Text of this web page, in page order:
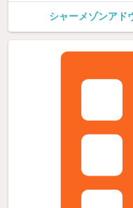
シャーメゾンアド